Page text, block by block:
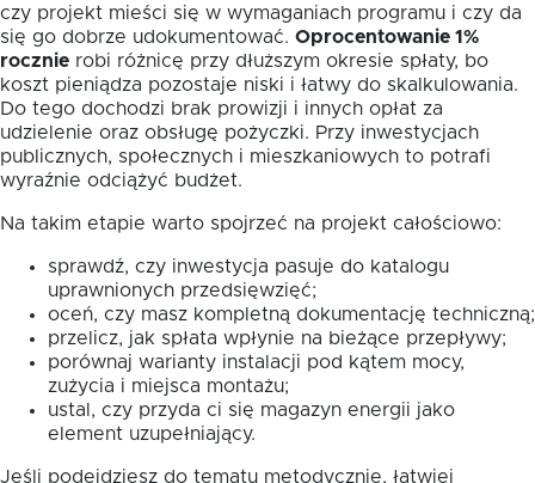
czy projekt mieści się w wymaganiach programu i czy da
się go dobrze udokumentować. Oprocentowanie 1%
rocznie robi różnicę przy dłuższym okresie spłaty, bo
koszt pieniądza pozostaje niski i łatwy do skalkulowania.
Do tego dochodzi brak prowizji i innych opłat za
udzielenie oraz obsługę pożyczki. Przy inwestycjach
publicznych, społecznych i mieszkaniowych to potrafi
wyraźnie odciążyć budżet.
Na takim etapie warto spojrzeć na projekt całościowo:
sprawdź, czy inwestycja pasuje do katalogu
uprawnionych przedsięwzięć;
oceń, czy masz kompletną dokumentację techniczną;
przelicz, jak spłata wpłynie na bieżące przepływy;
porównaj warianty instalacji pod kątem mocy,
zużycia i miejsca montażu;
ustal, czy przyda ci się magazyn energii jako
element uzupełniający.
Jeśli podejdziesz do tematu metodycznie, łatwiej